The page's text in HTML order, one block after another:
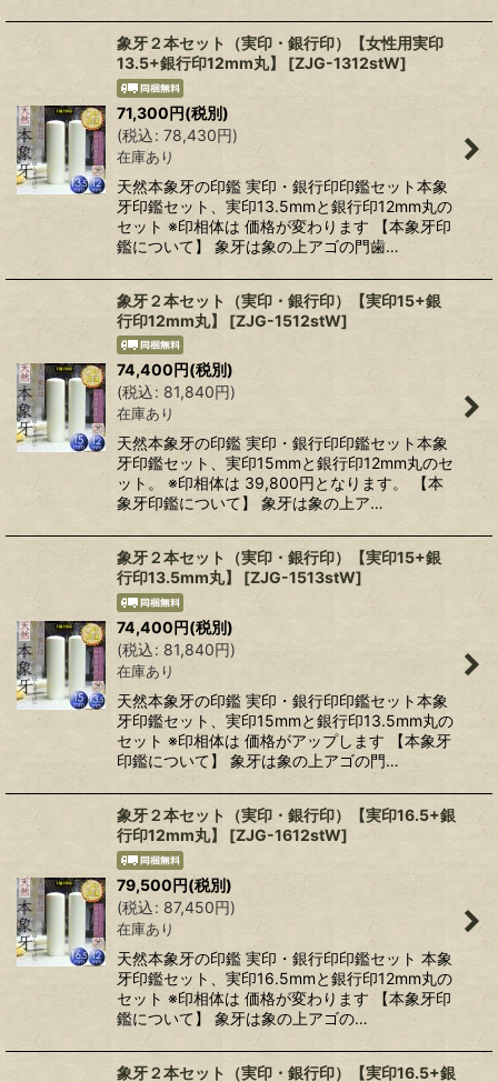
象牙２本セット（実印・銀行印）【女性用実印
13.5+銀行印12mm丸】
[ZJG-1312stW]
71,300円(税別)
(税込: 78,430円)
在庫あり
天然本象牙の印鑑 実印・銀行印印鑑セット本象
牙印鑑セット、実印13.5mmと銀行印12mm丸の
セット ※印相体は 価格が変わります 【本象牙印
鑑について】 象牙は象の上アゴの門歯…
象牙２本セット（実印・銀行印）【実印15+銀
行印12mm丸】
[ZJG-1512stW]
74,400円(税別)
(税込: 81,840円)
在庫あり
天然本象牙の印鑑 実印・銀行印印鑑セット本象
牙印鑑セット、実印15mmと銀行印12mm丸のセ
ット。 ※印相体は 39,800円となります。 【本
象牙印鑑について】 象牙は象の上ア…
象牙２本セット（実印・銀行印）【実印15+銀
行印13.5mm丸】
[ZJG-1513stW]
74,400円(税別)
(税込: 81,840円)
在庫あり
天然本象牙の印鑑 実印・銀行印印鑑セット本象
牙印鑑セット、実印15mmと銀行印13.5mm丸の
セット ※印相体は 価格がアップします 【本象牙
印鑑について】 象牙は象の上アゴの門…
象牙２本セット（実印・銀行印）【実印16.5+銀
行印12mm丸】
[ZJG-1612stW]
79,500円(税別)
(税込: 87,450円)
在庫あり
天然本象牙の印鑑 実印・銀行印印鑑セット 本象
牙印鑑セット、実印16.5mmと銀行印12mm丸の
セット ※印相体は 価格が変わります 【本象牙印
鑑について】 象牙は象の上アゴの…
象牙２本セット（実印・銀行印）【実印16.5+銀